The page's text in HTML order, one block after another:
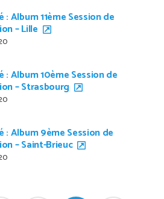
: Album 11ème Session de
– Lille
: Album 10ème Session de
– Strasbourg
: Album 9ème Session de
– Saint-Brieuc